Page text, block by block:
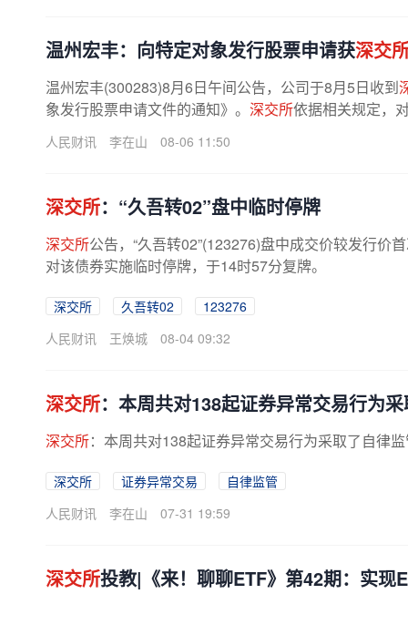
温州宏丰：向特定对象发行股票申请获深交
温州宏丰(300283)8月6日午间公告，公司于8月5日收到
象发行股票申请文件的通知》。 深交所依据相关规定，
人民财讯 李在山 08-06 11:50
深交所：“久吾转02”盘中临时停牌
深交所公告，“久吾转02”(123276)盘中成交价较发行价
对该债券实施临时停牌，于14时57分复牌。
深交所 久吾转02
123276
人民财讯
王焕城 08-04 09:32
深交所：本周共对138起证券异常交易行为
深交所：本周共对138起证券异常交易行为采取了自律
深交所 证券异常交易
自律监管
人民财讯
李在山 07-31 19:59
深交所投教|《来！聊聊ETF》第42期：实现